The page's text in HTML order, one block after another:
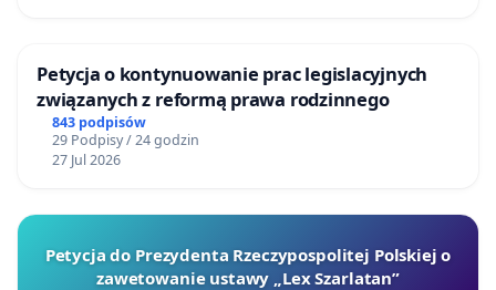
Petycja o kontynuowanie prac legislacyjnych
związanych z reformą prawa rodzinnego
843 podpisów
29 Podpisy / 24 godzin
27 Jul 2026
Petycja do Prezydenta Rzeczypospolitej Polskiej o
zawetowanie ustawy „Lex Szarlatan”